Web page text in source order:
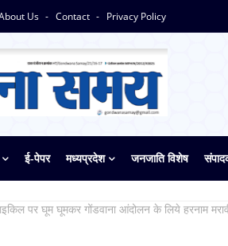
Us Contact Privacy Policy
ई-पेपर मध्यप्रदेश जनजाति विशेष
पर घूम घूमकर गोंडवाना आंदोलन के लिये हरनाम